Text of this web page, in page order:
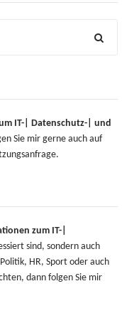
IT-| Datenschutz-| und
Sie mir gerne auch auf
zum IT-|
sind, sondern auch
HR, Sport oder auch
dann folgen Sie mir